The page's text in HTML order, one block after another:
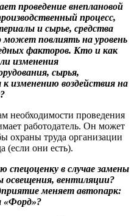
проведение внеплановой
процесс,
и сырье, средства
повлиять на уровень
факторов. Кто и как
изменения
сырья,
изменению воздействия на
необходимости проведения
работодатель. Он может
охраны труда организации
(если они есть).
спецоценку в случае замены
вентиляции?
меняет автопарк:
«Форд»?